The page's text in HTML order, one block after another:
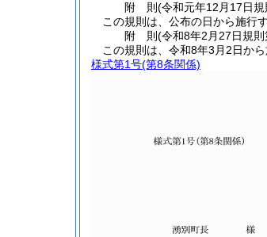
附 則(令和元年12月17日規
この規則は、公布の日から施行す
附 則(令和8年2月27日規則
この規則は、令和8年3月2日から
様式第1号(第8条関係)